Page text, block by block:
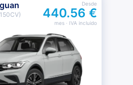
Desde
440.56 €
mes· IVA incluido